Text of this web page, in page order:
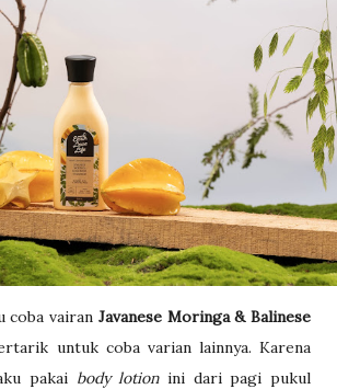
coba vairan Javanese Moringa & Balinese
untuk coba varian lainnya. Karena
pakai body lotionini dari pagi pukul